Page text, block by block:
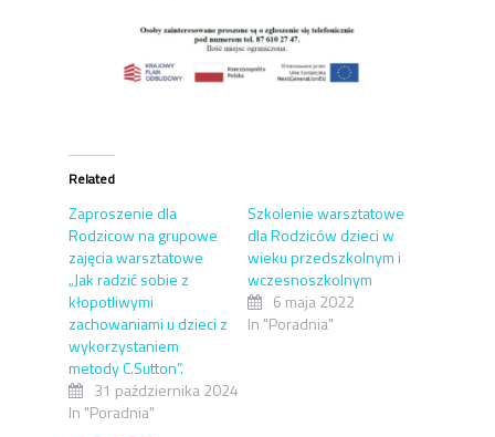
Related
Zaproszenie dla
Rodzicow na grupowe
zajęcia warsztatowe
„Jak radzić sobie z
kłopotliwymi
zachowaniami u dzieci z
wykorzystaniem
metody C.Sutton”.
31 października 2024
In "Poradnia"
Szkolenie warsztatowe
dla Rodziców dzieci w
wieku przedszkolnym i
wczesnoszkolnym
6 maja 2022
In "Poradnia"